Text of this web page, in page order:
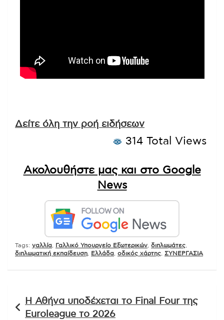
Δείτε όλη την ροή ειδήσεων
314 Total Views
Ακολουθήστε μας και στο Google
News
Tags: γαλλία Γαλλικό Υπουργείο Εξωτερικών διπλωμάτες
διπλωματική εκπαίδευση
Ελλάδα οδικός χάρτης ΣΥΝΕΡΓΑΣΙΑ
άρθρων
Η Αθήνα υποδέχεται το Final Four της
Euroleague το 2026